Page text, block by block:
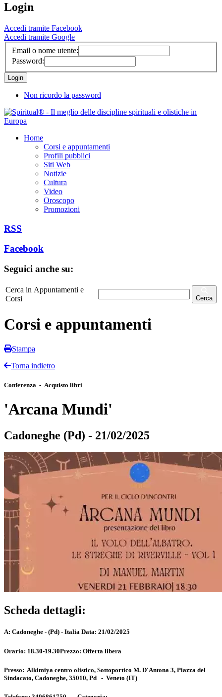
Login
Accedi tramite Facebook
Accedi tramite Google
Email o nome utente:
Password:
Non ricordo la password
Home
Corsi e appuntamenti
Profili pubblici
Siti Web
Notizie
Cultura
Video
Oroscopo
Promozioni
RSS
Facebook
Seguici anche su:
Cerca in Appuntamenti e
Corsi
Cerca
Corsi e appuntamenti
Stampa
Torna indietro
Conferenza - Acquisto libri
'Arcana Mundi'
Cadoneghe (Pd) - 21/02/2025
Scheda dettagli:
A: Cadoneghe - (Pd) - Italia Data: 21/02/2025
Orario: 18.30-19.30Prezzo: Offerta libera
Presso: Alkimiya centro olistico, Sottoportico M. D'Antona 3, Piazza del
Sindacato, Cadoneghe, 35010, Pd - Veneto (IT)